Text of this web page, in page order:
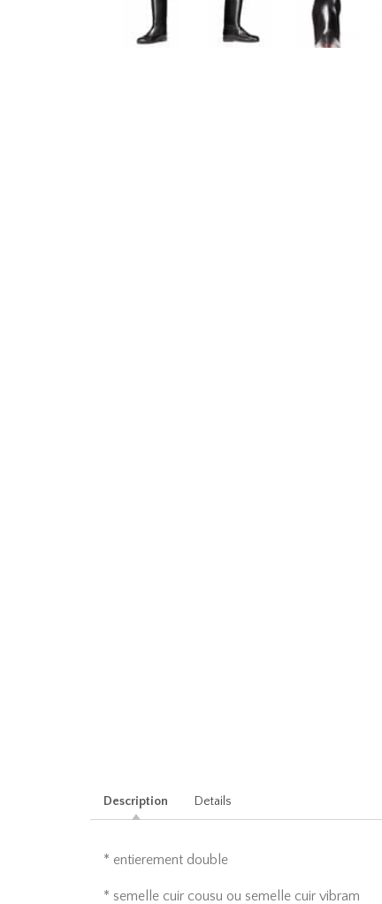
Description Details
* entierement double
* semelle cuir cousu ou semelle cuir vibram